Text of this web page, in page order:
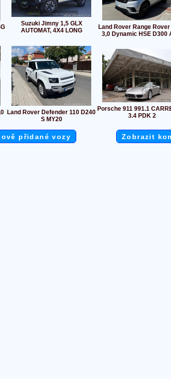
Suzuki Jimny 1,5 GLX
AUTOMAT, 4X4 LONG
Land Rover Range
3,0 Dynamic HSE D300
Land Rover Defender 110 D240
S MY20
Porsche 911 991.1
3.4 PDK 2
přidané vozy Zobrazit